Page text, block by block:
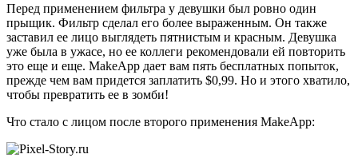
Перед применением фильтра у девушки был ровно один
прыщик. Фильтр сделал его более выраженным. Он также
заставил ее лицо выглядеть пятнистым и красным. Девушка
уже была в ужасе, но ее коллеги рекомендовали ей повторить
это еще и еще. MakeApp дает вам пять бесплатных попыток,
прежде чем вам придется заплатить $0,99. Но и этого хватило,
чтобы превратить ее в зомби!
Что стало с лицом после второго применения MakeApp: